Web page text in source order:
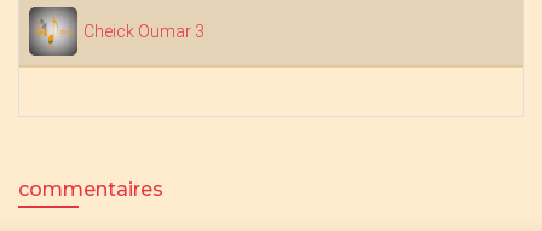
Cheick Oumar 3
commentaires